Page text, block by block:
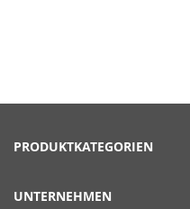
PRODUKTKATEGORIEN
UNTERNEHMEN